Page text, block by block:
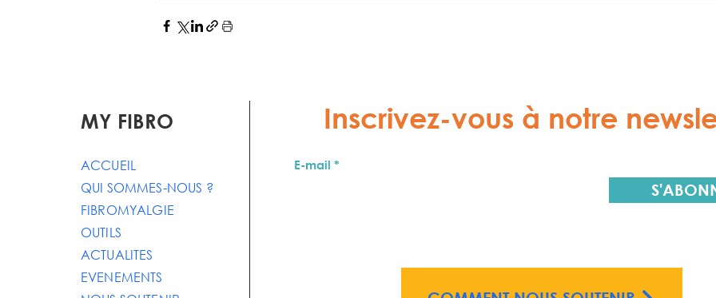
MY FIBRO
ACCUEIL
QUI SOMMES-NOUS ?
FIBROMYALGIE
OUTILS
ACTUALITES
EVENEMENTS
Inscrivez-vous à notre
E-mail